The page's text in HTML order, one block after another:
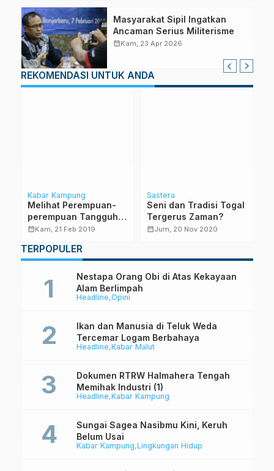
Masyarakat Sipil Ingatkan
Ancaman Serius Militerisme
calendar_monthKam, 23 Apr 2026
REKOMENDASI UNTUK ANDA
Kabar Kampung
Melihat Perempuan-
perempuan Tangguh
Pulau Kolorai
calendar_monthKam, 21 Feb 2019
Sastera
Seni dan Tradisi Togal
Tergerus Zaman?
calendar_monthJum, 20 Nov 2020
TERPOPULER
Headline Opini
Nestapa Orang Obi di Atas Kekayaan
Alam Berlimpah
Headline Kabar Malut
Ikan dan Manusia di Teluk Weda
Tercemar Logam Berbahaya
Headline Kabar Kampung
Dokumen RTRW Halmahera Tengah
Memihak Industri (1)
Kabar Kampung Lingkungan Hidup
Sungai Sagea Nasibmu Kini, Keruh
Belum Usai